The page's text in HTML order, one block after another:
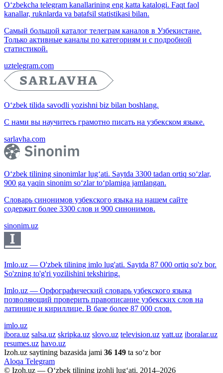
O‘zbekcha telegram kanallarining eng katta katalogi. Faqt faol
kanallar, ruknlarda va batafsil statistikasi bilan.
Самый большой каталог телеграм каналов в Узбекистане.
Только активные каналы по категориям и с подробной
статистикой.
uztelegram.com
O‘zbek tilida savodli yozishni biz bilan boshlang.
С нами вы научитесь грамотно писать на узбекском языке.
sarlavha.com
O‘zbek tilining sinonimlar lug‘ati. Saytda 3300 tadan ortiq so‘zlar,
900 ga yaqin sinonim so‘zlar to‘plamiga jamlangan.
Словарь синонимов узбекского языка на нашем сайте
содержит более 3300 слов и 900 синонимов.
sinonim.uz
Imlo.uz — O'zbek tilining imlo lug'ati. Saytda 87 000 ortiq so'z bor.
So'zning to'g'ri yozilishini tekshiring.
Imlo.uz — Орфографический словарь узбекского языка
позволяющий проверить правописание узбекских слов на
латинице и кириллице. В базе более 87 000 слов.
imlo.uz
ibora.uz salsa.uz skripka.uz slovo.uz television.uz vatt.uz iboralar.uz
resumes.uz havo.uz
Izoh.uz saytining bazasida jami 36 149 ta so‘z bor
Aloqa Telegram
© Izoh.uz — O‘zbek tilining izohli lug‘ati, 2014–2026